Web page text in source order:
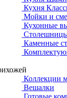
Кухня
Мойки и
Кухонные
Каменные
Коллекции
Вешалки
Готовые